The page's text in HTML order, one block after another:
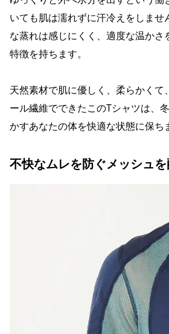
いても肌は濡れずに汗冷えをしませ
な蒸れは感じにくく、適度な温かさ
特徴を持ちます。
天然素材で肌に優しく、柔らかくて
ール繊維でできたこのTシャツは、
かすあなたの体を快適な状態に保ち
不快なムレを防ぐメッシュ